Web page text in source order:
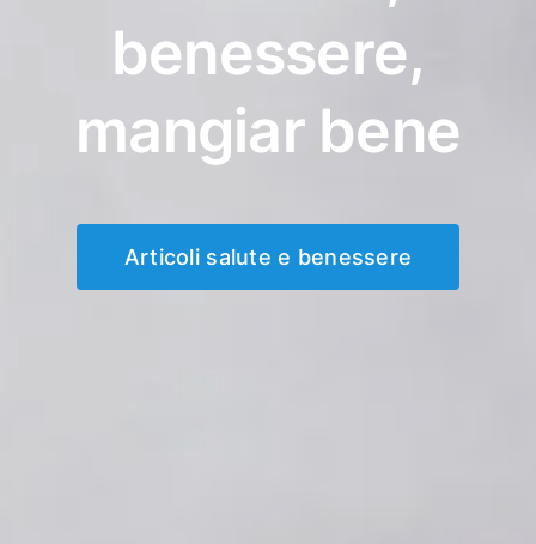
benessere,
mangiar bene
Articoli salute e benessere